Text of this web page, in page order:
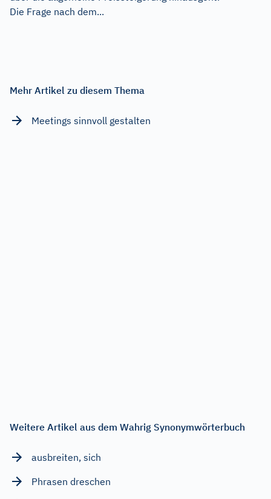
Die Frage nach dem...
Mehr Artikel zu diesem Thema
Meetings sinnvoll gestalten
Weitere Artikel aus dem Wahrig Synonymwörterbuch
ausbreiten, sich
Phrasen dreschen